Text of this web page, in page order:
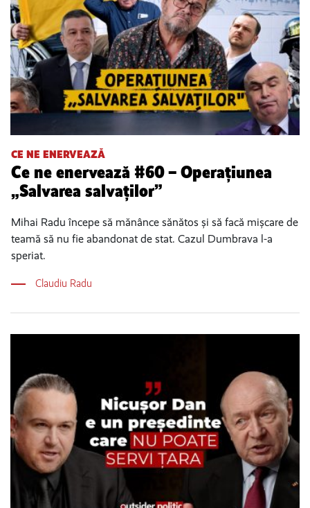
CE NE ENERVEAZĂ
Ce ne enervează #60 – Operațiunea
„Salvarea salvaților”
Mihai Radu începe să mănânce sănătos și să facă mișcare de
teamă să nu fie abandonat de stat. Cazul Dumbrava l-a
speriat.
Claudiu Radu